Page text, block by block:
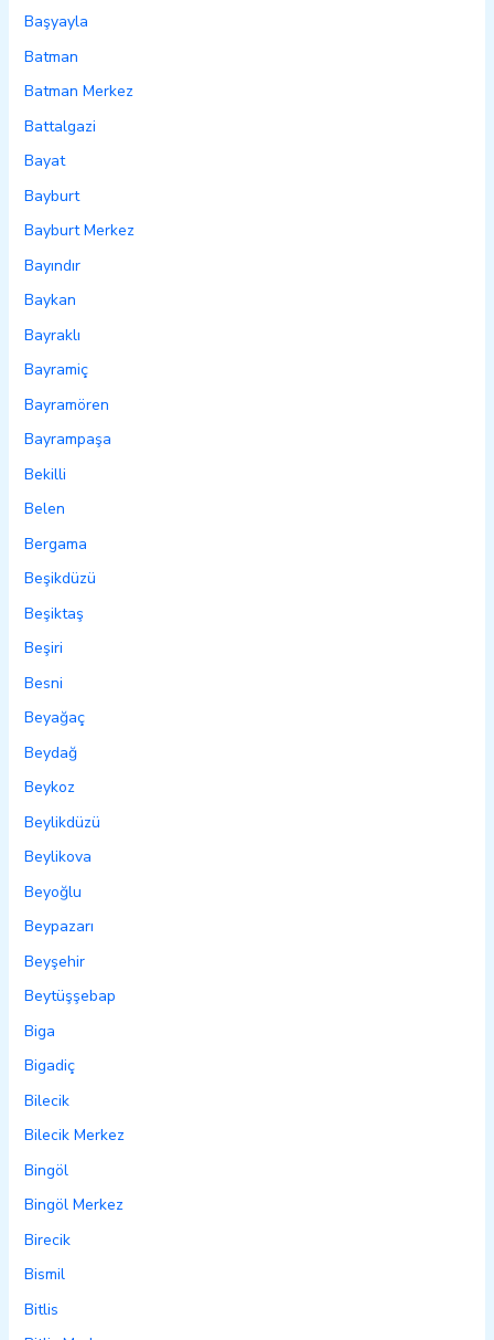
Başyayla
Batman
Batman Merkez
Battalgazi
Bayat
Bayburt
Bayburt Merkez
Bayındır
Baykan
Bayraklı
Bayramiç
Bayramören
Bayrampaşa
Bekilli
Belen
Bergama
Beşikdüzü
Beşiktaş
Beşiri
Besni
Beyağaç
Beydağ
Beykoz
Beylikdüzü
Beylikova
Beyoğlu
Beypazarı
Beyşehir
Beytüşşebap
Biga
Bigadiç
Bilecik
Bilecik Merkez
Bingöl
Bingöl Merkez
Birecik
Bismil
Bitlis